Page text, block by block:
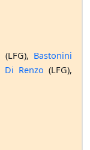
(LFG), Bastonini
Di Renzo (LFG),